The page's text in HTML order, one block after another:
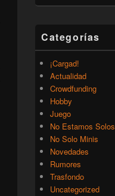
Categorías
¡Cargad!
Actualidad
Crowdfunding
Hobby
Juego
No Estamos Solos
No Solo Minis
Novedades
Rumores
Trasfondo
Uncategorized